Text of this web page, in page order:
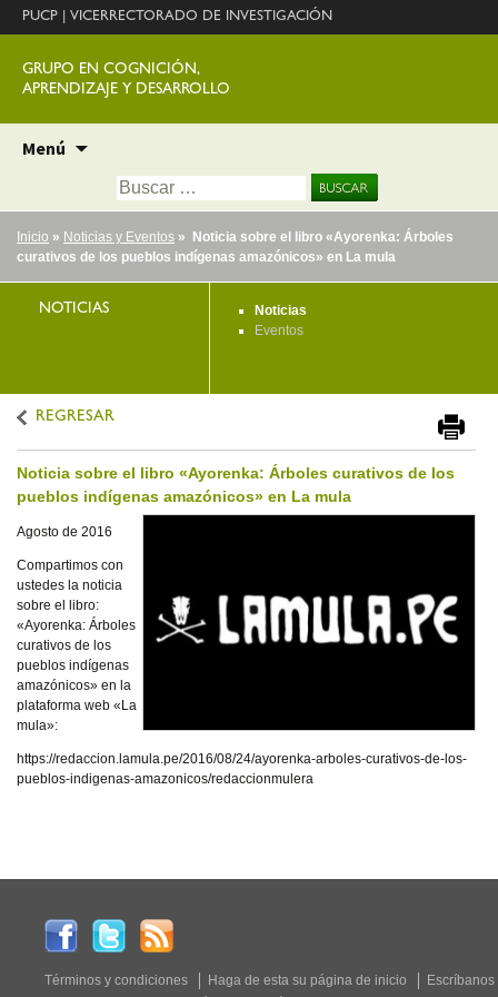
PUCP VICERRECTORADO DE INVESTIGACIÓN
GRUPO EN COGNICIÓN,
APRENDIZAJE Y DESARROLLO
Menú
contenido
Buscar:
Inicio » Noticias y Eventos » Noticia sobre el libro «Ayorenka: Árboles
curativos de los pueblos indígenas amazónicos» en La mula
NOTICIAS
Noticias
Eventos
REGRESAR
Noticia sobre el libro «Ayorenka: Árboles curativos de los
pueblos indígenas amazónicos» en La mula
Agosto de 2016
Compartimos con
ustedes la noticia
sobre el libro:
«Ayorenka: Árboles
curativos de los
pueblos indígenas
amazónicos» en la
plataforma web «La
mula»:
https://redaccion.lamula.pe/2016/08/24/ayorenka-arboles-curativos-de-los-
pueblos-indigenas-amazonicos/redaccionmulera
Términos y condiciones Haga de esta su página de inicio
Escríbanos